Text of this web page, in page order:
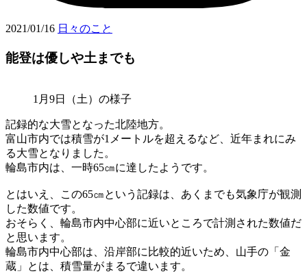
2021/01/16 日々のこと
能登は優しや土までも
1月9日（土）の様子
記録的な大雪となった北陸地方。
富山市内では積雪が1メートルを超えるなど、近年まれにみ
る大雪となりました。
輪島市内は、一時65㎝に達したようです。
とはいえ、この65㎝という記録は、あくまでも気象庁が観測
した数値です。
おそらく、輪島市内中心部に近いところで計測された数値だ
と思います。
輪島市内中心部は、沿岸部に比較的近いため、山手の「金
蔵」とは、積雪量がまるで違います。